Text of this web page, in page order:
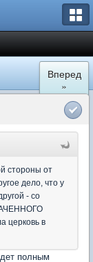
Вперед
»
стороны от
дело, что у
- со
церковь в
полным